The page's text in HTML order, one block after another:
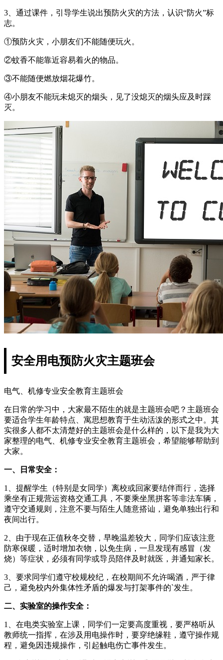
3、通过课件，引导学生说出预防火灾的方法，认识“防火”标
志。
①预防火灾，小朋友们不能随便玩火。
②蚊香不能靠近容易着火的物品。
③不能随便燃放烟花爆竹。
④小朋友不能玩未熄灭的烟头，见了没熄灭的烟头应及时踩
灭。
安全用电预防火灾主题班会
电气、机修专业安全教育主题班会
在日常的学习中，大家最不陌生的就是主题班会吧？主题班会
要适合学生年龄特点、寓思想教育于生动活泼的形式之中。其
实很多人都不太清楚好的主题班会是什么样的，以下是我为大
家整理的电气、机修专业安全教育主题班会，希望能够帮助到
大家。
一、日常安全：
1、提醒学生（特别是女同学）离校或回家要结伴而行，选择
乘坐有正规营运资格交通工具，不要乘坐黑拼客等非法车辆，
遵守交通规则，注意不要与陌生人随意搭讪，避免单独出行和
夜间出行。
2、由于现在正值秋冬交替，早晚温差较大，同学们应该注意
防寒保暖，适时增加衣物，以免生病，一旦发现有感冒（发
烧）等症状，必须有同学或导员陪伴及时就医，并通知家长。
3、要求同学们遵守校规校纪，在校期间不允许喝酒，严于律
己，避免校内外集体性矛盾的爆发与打架事件的`发生。
二、实验室的操作安全：
1、在电类实验室上课，同学们一定要高度重视，要严格听从
教师统一指挥，在涉及用电操作时，要穿绝缘鞋，遵守操作规
程，避免因违规操作，引起触电伤亡事件发生。